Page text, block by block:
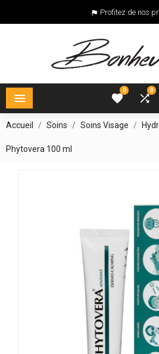
 Profitez de nos
 
0

0
Accueil Soins Soins Visage
Phytovera 100 ml